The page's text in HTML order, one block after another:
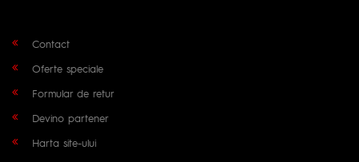
Contact
Oferte speciale
Formular de retur
Devino partener
Harta site-ului